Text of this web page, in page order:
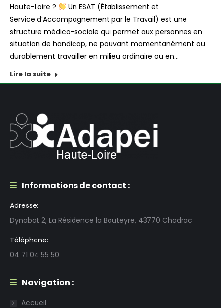
Haute-Loire ?
Un ESAT (Établissement et
Service d’Accompagnement par le Travail) est une
structure médico-sociale qui permet aux personnes en
situation de handicap, ne pouvant momentanément ou
durablement travailler en milieu ordinaire ou en…
Lire la suite
Informations de contact :
Adresse:
Dynabat 2, La Résidence la Bouteyre, 43770 Chadrac
Téléphone:
04 71 04 55 50
Navigation :
Accueil